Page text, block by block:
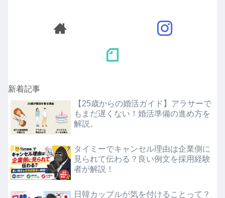
新着記事
【25歳からの婚活ガイド】アラサーで
もまだ遅くない！婚活準備の進め方を
解説。
タイミーでキャンセル理由は企業側に
見られて伝わる？良い例文を採用経験
者が解説！
日韓カップルが気を付けることって？